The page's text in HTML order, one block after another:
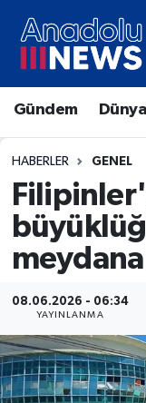
Gündem Dünya
HABERLER GENEL
08.06.2026 - 06:34
YAYINLANMA
Hava Durumu
Trafik Durumu
Süper Lig
Tüm
Son Dakika
Haber Arşivi